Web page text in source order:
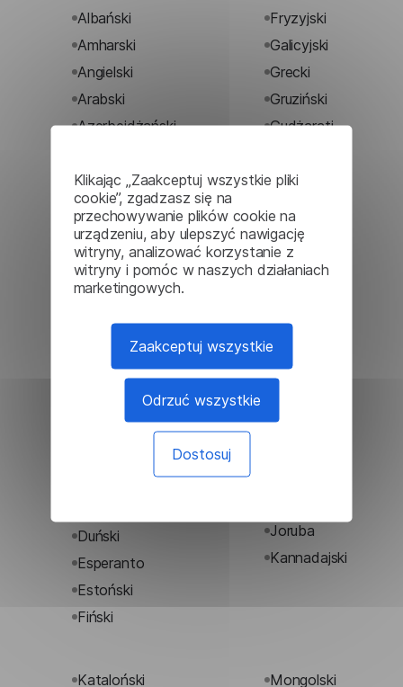
Klikając „Zaakceptuj wszystkie pliki
cookie”, zgadzasz się na
przechowywanie plików cookie na
urządzeniu, aby ulepszyć nawigację
witryny, analizować korzystanie z
witryny i pomóc w naszych działaniach
marketingowych.
Zaakceptuj wszystkie
Odrzuć wszystkie
Dostosuj
Albański
Amharski
Angielski
Arabski
Azerbejdżański
Baskijski
Bengalski
Białoruski
Bośniacki
Bułgarski
Chichewa
(tradycyjny)
Duński
Esperanto
Estoński
Fiński
Fryzyjski
Galicyjski
Grecki
Gruziński
Gudżarati
Hawajski
Hinduski
Hiszpański
Ibo
Indonezyjski
Islandzki
Joruba
Kannadajski
Kataloński
Mongolski